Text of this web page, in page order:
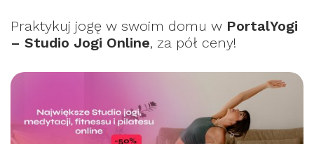
Praktykuj jogę w swoim domu w PortalYogi
– Studio Jogi Online, za pół ceny!